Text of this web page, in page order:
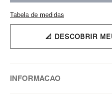
Tabela de medidas
📐 DESCOBRIR
INFORMACAO